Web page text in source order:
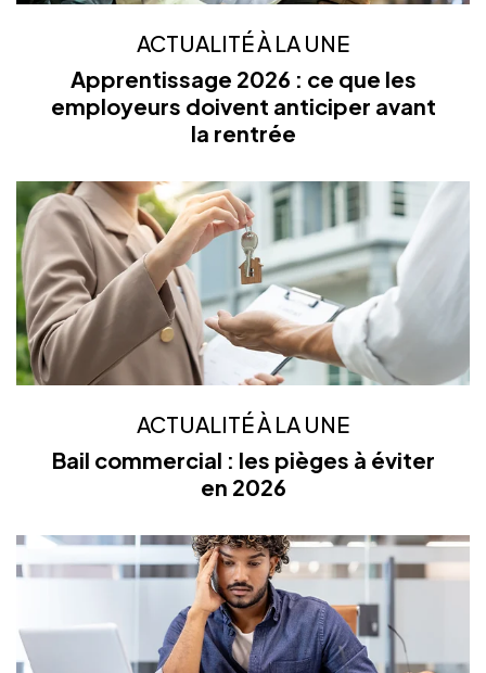
ACTUALITÉ À LA UNE
Apprentissage 2026 : ce que les
employeurs doivent anticiper avant
la rentrée
ACTUALITÉ À LA UNE
Bail commercial : les pièges à éviter
en 2026